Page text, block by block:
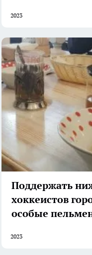
2023
Поддержать
хоккеистов
особые
2023